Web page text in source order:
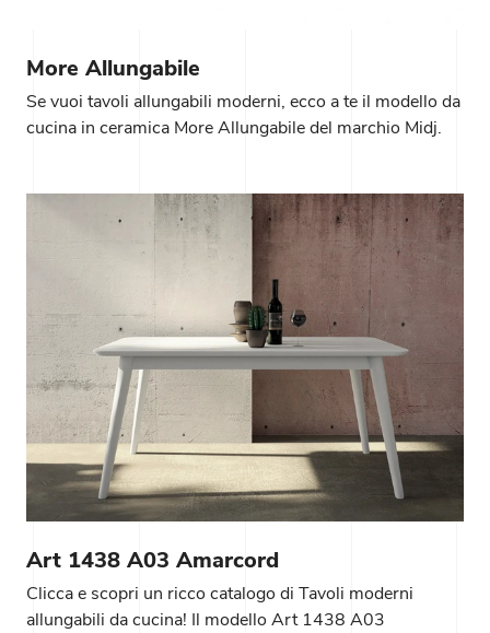
More Allungabile
Se vuoi tavoli allungabili moderni, ecco a te il modello da
cucina in ceramica More Allungabile del marchio Midj.
Art 1438 A03 Amarcord
Clicca e scopri un ricco catalogo di Tavoli moderni
allungabili da cucina! Il modello Art 1438 A03